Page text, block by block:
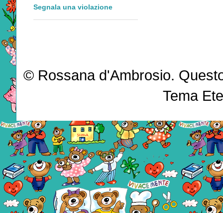
Segnala una violazione
© Rossana d'Ambrosio.
Tema